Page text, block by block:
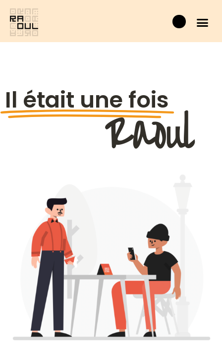
Aller
contenu
Panier
Il était une fois
Raoul